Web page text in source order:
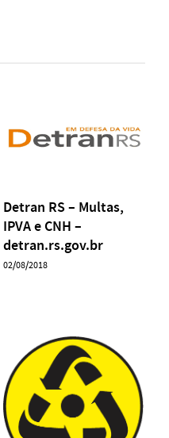
Detran RS – Multas,
IPVA e CNH –
detran.rs.gov.br
02/08/2018